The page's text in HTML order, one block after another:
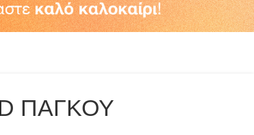
ΠΑΓΚΟΥ